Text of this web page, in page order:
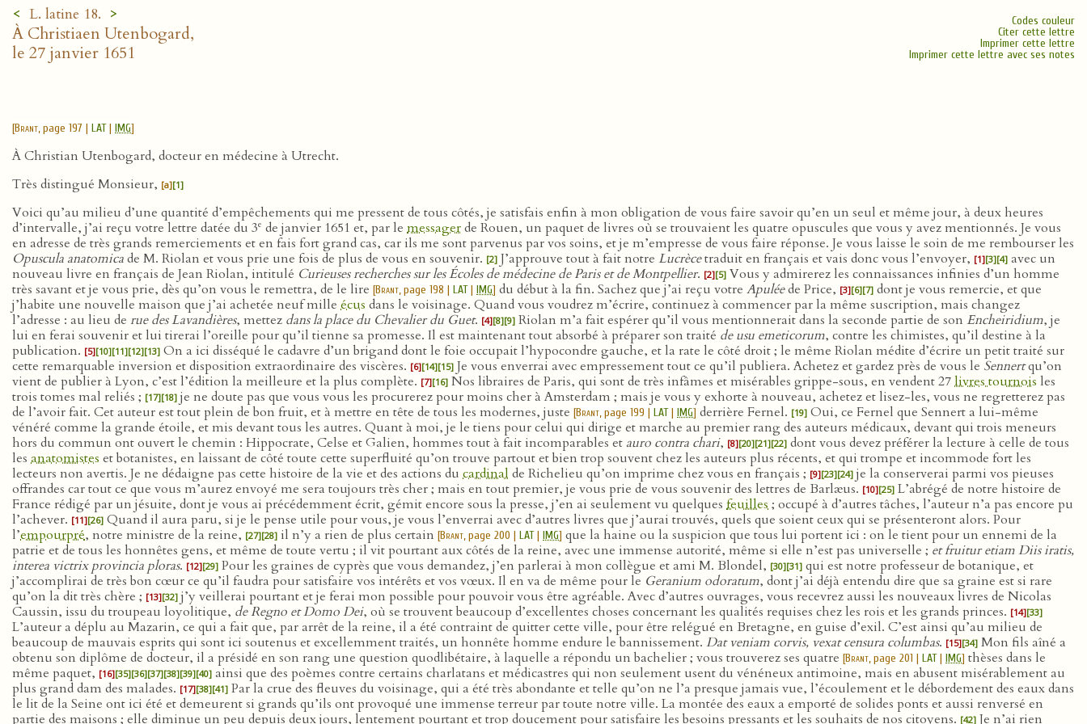
< L. latine 18. >
À Christiaen Utenbogard,
le 27 janvier 1651
Codes couleur
Citer cette lettre
Imprimer cette lettre
Imprimer cette lettre avec ses notes
[Brant, page 197 | LAT| IMG]
À Christian Utenbogard, docteur en médecine à Utrecht.
Très distingué Monsieur, [a][1]
Voici qu’au milieu d’une quantité d’empêchements qui me pressent de tous côtés, je satisfais enfin à mon obligation de vous faire savoir qu’en un seul et même jour, à deux heures
d’intervalle, j’ai reçu votre lettre datée du 3e de janvier 1651 et, par le messagerde Rouen, un paquet de livres où se trouvaient les quatre opuscules que vous y avez mentionnés. Je vous
en adresse de très grands remerciements et en fais fort grand cas, car ils me sont parvenus par vos soins, et je m’empresse de vous faire réponse. Je vous laisse le soin de me rembourser les
Opuscula anatomicade M. Riolan et vous prie une fois de plus de vous en souvenir. [2] J’approuve tout à fait notre Lucrècetraduit en français et vais donc vous l’envoyer, [1][3][4] avec un
nouveau livre en français de Jean Riolan, intitulé Curieuses recherches sur les Écoles de médecine de Paris et de Montpellier. [2][5] Vous y admirerez les connaissances infinies d’un homme
très savant et je vous prie, dès qu’on vous le remettra, de le lire [Brant, page 198 | LAT| IMG] du début à la fin. Sachez que j’ai reçu votre Apuléede Price, [3][6][7] dont je vous remercie, et que
j’habite une nouvelle maison que j’ai achetée neuf mille écus dans le voisinage. Quand vous voudrez m’écrire, continuez à commencer par la même suscription, mais changez
l’adresse : au lieu de rue des Lavandières, mettez dans la place du Chevalier du Guet. [4][8][9] Riolan m’a fait espérer qu’il vous mentionnerait dans la seconde partie de son Encheiridium, je
lui en ferai souvenir et lui tirerai l’oreille pour qu’il tienne sa promesse. Il est maintenant tout absorbé à préparer son traité de usu emeticorum, contre les chimistes, qu’il destine à la
publication. [5][10][11][12][13] On a ici disséqué le cadavre d’un brigand dont le foie occupait l’hypocondre gauche, et la rate le côté droit ; le même Riolan médite d’écrire un petit traité sur
cette remarquable inversion et disposition extraordinaire des viscères. [6][14][15] Je vous enverrai avec empressement tout ce qu’il publiera. Achetez et gardez près de vous le Sennertqu’on
vient de publier à Lyon, c’est l’édition la meilleure et la plus complète. [7][16] Nos libraires de Paris, qui sont de très infâmes et misérables grippe-sous, en vendent 27livres tournois les
trois tomes mal reliés ; [17][18] je ne doute pas que vous vous les procurerez pour moins cher à Amsterdam ; mais je vous y exhorte à nouveau, achetez et lisez-les, vous ne regretterez pas
de l’avoir fait. Cet auteur est tout plein de bon fruit, et à mettre en tête de tous les modernes, juste [Brant, page 199 | LAT| IMG] derrière Fernel. [19] Oui, ce Fernel que Sennert a lui-même
vénéré comme la grande étoile, et mis devant tous les autres. Quant à moi, je le tiens pour celui qui dirige et marche au premier rang des auteurs médicaux, devant qui trois meneurs
hors du commun ont ouvert le chemin : Hippocrate, Celse et Galien, hommes tout à fait incomparables et auro contra chari, [8][20][21][22] dont vous devez préférer la lecture à celle de tous
les anatomistes et botanistes, en laissant de côté toute cette superfluité qu’on trouve partout et bien trop souvent chez les auteurs plus récents, et qui trompe et incommode fort les
lecteurs non avertis. Je ne dédaigne pas cette histoire de la vie et des actions du cardinal de Richelieu qu’on imprime chez vous en français ; [9][23][24] je la conserverai parmi vos pieuses
offrandes car tout ce que vous m’aurez envoyé me sera toujours très cher ; mais en tout premier, je vous prie de vous souvenir des lettres de Barlæus. [10][25] L’abrégé de notre histoire de
France rédigé par un jésuite, dont je vous ai précédemment écrit, gémit encore sous la presse, j’en ai seulement vu quelques feuilles; occupé à d’autres tâches, l’auteur n’a pas encore pu
l’achever. [11][26] Quand il aura paru, si je le pense utile pour vous, je vous l’enverrai avec d’autres livres que j’aurai trouvés, quels que soient ceux qui se présenteront alors. Pour
l’empourpré, notre ministre de la reine, [27][28] il n’y a rien de plus certain [Brant, page 200 | LAT| IMG] que la haine ou la suspicion que tous lui portent ici : on le tient pour un ennemi de la
patrie et de tous les honnêtes gens, et même de toute vertu ; il vit pourtant aux côtés de la reine, avec une immense autorité, même si elle n’est pas universelle ; et fruitur etiam Diis iratis,
interea victrix provincia ploras. [12][29] Pour les graines de cyprès que vous demandez, j’en parlerai à mon collègue et ami M. Blondel, [30][31] qui est notre professeur de botanique, et
j’accomplirai de très bon cœur ce qu’il faudra pour satisfaire vos intérêts et vos vœux. Il en va de même pour le Geranium odoratum, dont j’ai déjà entendu dire que sa graine est si rare
qu’on la dit très chère ; [13][32] j’y veillerai pourtant et je ferai mon possible pour pouvoir vous être agréable. Avec d’autres ouvrages, vous recevrez aussi les nouveaux livres de Nicolas
Caussin, issu du troupeau loyolitique, de Regno et Domo Dei, où se trouvent beaucoup d’excellentes choses concernant les qualités requises chez les rois et les grands princes. [14][33]
L’auteur a déplu au Mazarin, ce qui a fait que, par arrêt de la reine, il a été contraint de quitter cette ville, pour être relégué en Bretagne, en guise d’exil. C’est ainsi qu’au milieu de
beaucoup de mauvais esprits qui sont ici soutenus et excellemment traités, un honnête homme endure le bannissement. Dat veniam corvis, vexat censura columbas. [15][34] Mon fils aîné a
obtenu son diplôme de docteur, il a présidé en son rang une question quodlibétaire, à laquelle a répondu un bachelier ; vous trouverez ses quatre [Brant, page 201 | LAT| IMG] thèses dans le
même paquet, [16][35][36][37][38][39][40] ainsi que des poèmes contre certains charlatans et médicastres qui non seulement usent du vénéneux antimoine, mais en abusent misérablement au
plus grand dam des malades. [17][38][41] Par la crue des fleuves du voisinage, qui a été très abondante et telle qu’on ne l’a presque jamais vue, l’écoulement et le débordement des eaux dans
le lit de la Seine ont ici été et demeurent si grands qu’ils ont provoqué une immense terreur par toute notre ville. La montée des eaux a emporté de solides ponts et aussi renversé en
partie des maisons ; elle diminue un peu depuis deux jours, lentement pourtant et trop doucement pour satisfaire les besoins pressants et les souhaits de nos citoyens. [42] Je n’ai rien